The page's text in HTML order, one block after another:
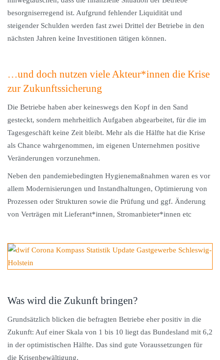
besorgniserregend ist. Aufgrund fehlender Liquidität und
steigender Schulden werden fast zwei Drittel der Betriebe in den
nächsten Jahren keine Investitionen tätigen können.
…und doch nutzen viele Akteur*innen die Krise
zur Zukunftssicherung
Die Betriebe haben aber keineswegs den Kopf in den Sand
gesteckt, sondern mehrheitlich Aufgaben abgearbeitet, für die im
Tagesgeschäft keine Zeit bleibt. Mehr als die Hälfte hat die Krise
als Chance wahrgenommen, im eigenen Unternehmen positive
Veränderungen vorzunehmen.
Neben den pandemiebedingten Hygienemaßnahmen waren es vor
allem Modernisierungen und Instandhaltungen, Optimierung von
Prozessen oder Strukturen sowie die Prüfung und ggf. Änderung
von Verträgen mit Lieferant*innen, Stromanbieter*innen etc
Was wird die Zukunft bringen?
Grundsätzlich blicken die befragten Betriebe eher positiv in die
Zukunft: Auf einer Skala von 1 bis 10 liegt das Bundesland mit 6,2
in der optimistischen Hälfte. Das sind gute Voraussetzungen für
die Krisenbewältigung.